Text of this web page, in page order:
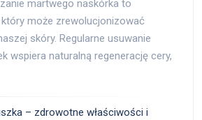
martwego naskórka to
może zrewolucjonizować
skóry. Regularne usuwanie
wspiera naturalną regenerację cery,
– zdrowotne właściwości i